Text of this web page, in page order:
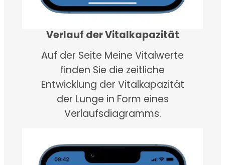
Verlauf der Vitalkapazität
Auf der Seite Meine Vitalwerte
finden Sie die zeitliche
Entwicklung der Vitalkapazität
der Lunge in Form eines
Verlaufsdiagramms.